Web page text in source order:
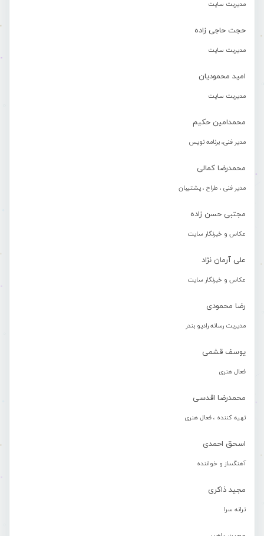
مدیریت سایت
حجت حاجی زاده
مدیریت سایت
امید محمودیان
مدیریت سایت
محمدامین حکیم
مدیر فنی، برنامه نویس
محمدرضا کمالی
مدیر فنی ، طراح ، پشتیبان
مجتبی حسن زاده
عکاس و خبرنگار سایت
علی آرمان نژاد
عکاس و خبرنگار سایت
رضا محمودی
مدیریت رسانه رادیو بندر
یوسف قشمی
فعال هنری
محمدرضا اقدسی
تهیه کننده ، فعال هنری
اسحق احمدی
آهنگساز و خواننده
مجید ذاکری
ترانه سرا